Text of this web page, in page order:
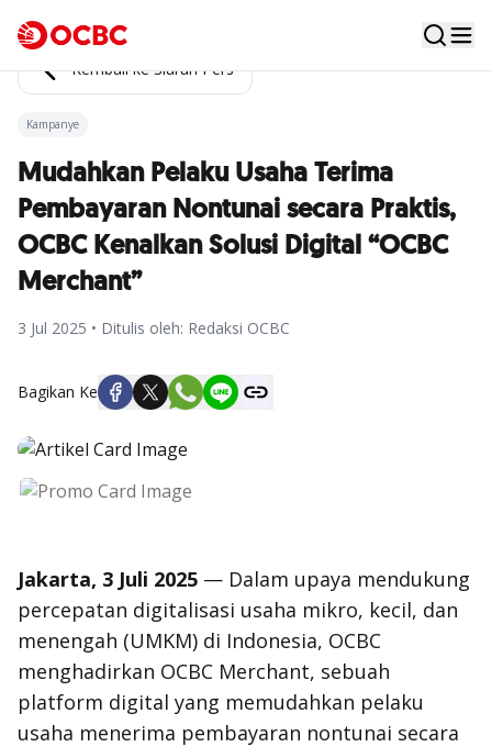
Kembali ke Siaran Pers
Kampanye
Mudahkan Pelaku Usaha Terima
Pembayaran Nontunai secara Praktis,
OCBC Kenalkan Solusi Digital “OCBC
Merchant”
3 Jul 2025 • Ditulis oleh: Redaksi OCBC
Bagikan Ke
Jakarta, 3 Juli 2025 — Dalam upaya mendukung
percepatan digitalisasi usaha mikro, kecil, dan
menengah (UMKM) di Indonesia, OCBC
menghadirkan OCBC Merchant, sebuah
platform digital yang memudahkan pelaku
usaha menerima pembayaran nontunai secara